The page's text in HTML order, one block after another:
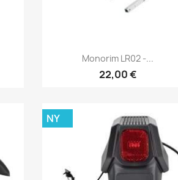
Snabbvy
Monorim LR02 -...
22,00 €
NY